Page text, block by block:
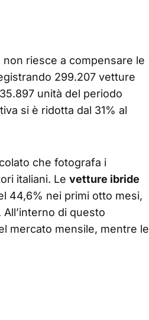
riesce a compensare le
299.207 vetture
unità del periodo
si è ridotta dal 31% al
che fotografa i
italiani. Le vetture ibride
44,6% nei primi otto mesi,
di questo
mercato mensile, mentre le